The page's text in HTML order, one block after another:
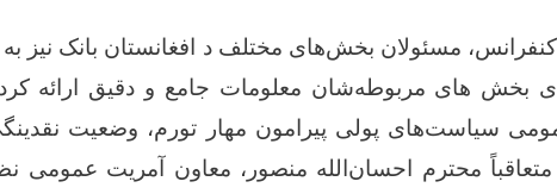
کنفرانس، مسئولان بخش‌های مختلف د افغانستان بانک نیز
بخش های مربوطه‌شان معلومات جامع و دقیق ارائه
سیاست‌های پولی پیرامون مهار تورم، وضعیت
محترم احسان‌الله منصور، معاون آمریت عمومی